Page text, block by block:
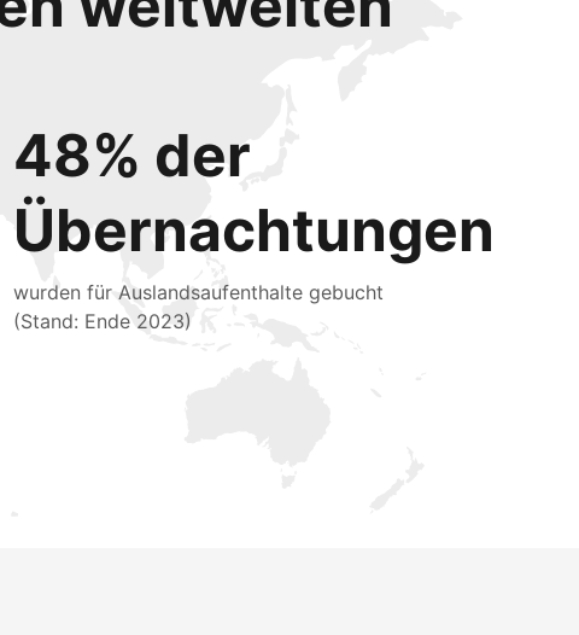
48% der
Übernachtungen
wurden für Auslandsaufenthalte gebucht
(Stand: Ende 2023)